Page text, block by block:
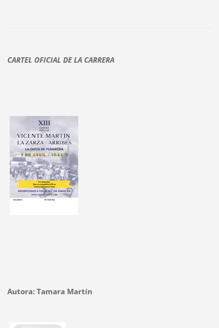
CARTEL OFICIAL DE LA CARRERA
Autora: Tamara Martín